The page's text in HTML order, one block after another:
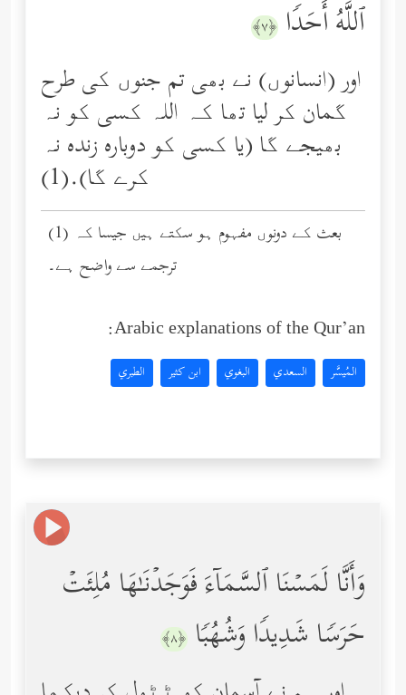
ٱللَّهُ أَحَدࣰا ﴿٧﴾
اور (انسانوں) نے بھی تم جنوں کی طرح
گمان کر لیا تھا کہ اللہ کسی کو نہ
بھیجے گا (یا کسی کو دوباره زنده نہ
کرے گا).(1)
(1) بعث کے دونوں مفہوم ہو سکتے ہیں جیسا کہ
ترجمے سے واضح ہے۔
Arabic explanations of the Qur’an:
المُيسَّر السعدي البغوي ابن كثير الطبري
وَأَنَّا لَمَسۡنَا ٱلسَّمَاۤءَ فَوَجَدۡنَـٰهَا مُلِئَتۡ
حَرَسࣰا شَدِیدࣰا وَشُهُبࣰا ﴿٨﴾